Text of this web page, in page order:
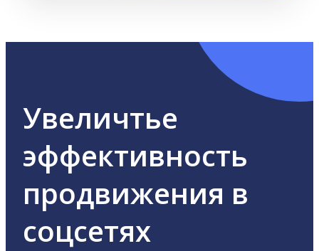
Увеличтье
эффективность
продвижения в
соцсетях